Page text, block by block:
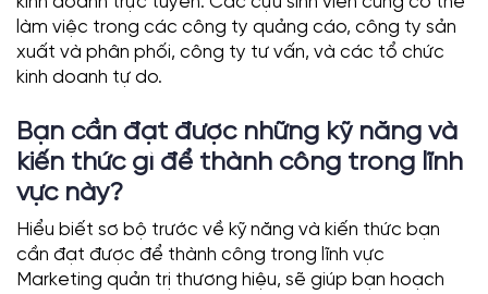
làm việc trong các công ty quảng cáo, công ty sản
xuất và phân phối, công ty tư vấn, và các tổ chức
kinh doanh tự do.
Bạn cần đạt được những kỹ năng và
kiến thức gì để thành công trong lĩnh
vực này?
Hiểu biết sơ bộ trước về kỹ năng và kiến thức bạn
cần đạt được để thành công trong lĩnh vực
Marketing quản trị thương hiệu, sẽ giúp bạn hoạch